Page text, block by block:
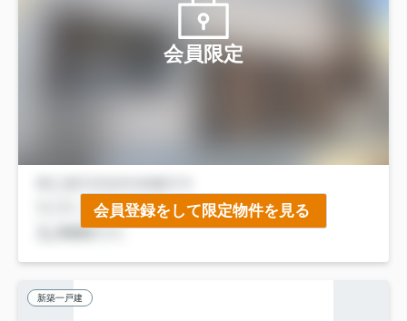
会員限定
会員登録をして限定物件を見る
新築一戸建